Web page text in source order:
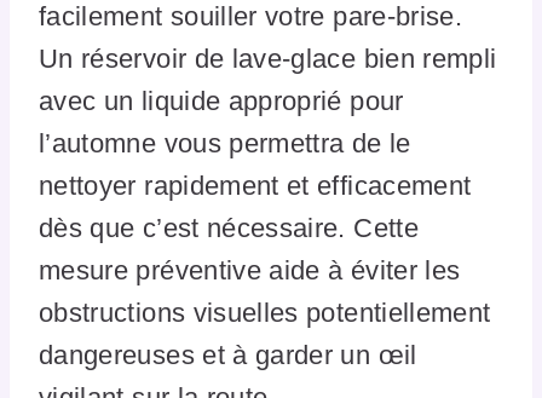
facilement souiller votre pare-brise.
Un réservoir de lave-glace bien rempli
avec un liquide approprié pour
l’automne vous permettra de le
nettoyer rapidement et efficacement
dès que c’est nécessaire. Cette
mesure préventive aide à éviter les
obstructions visuelles potentiellement
dangereuses et à garder un œil